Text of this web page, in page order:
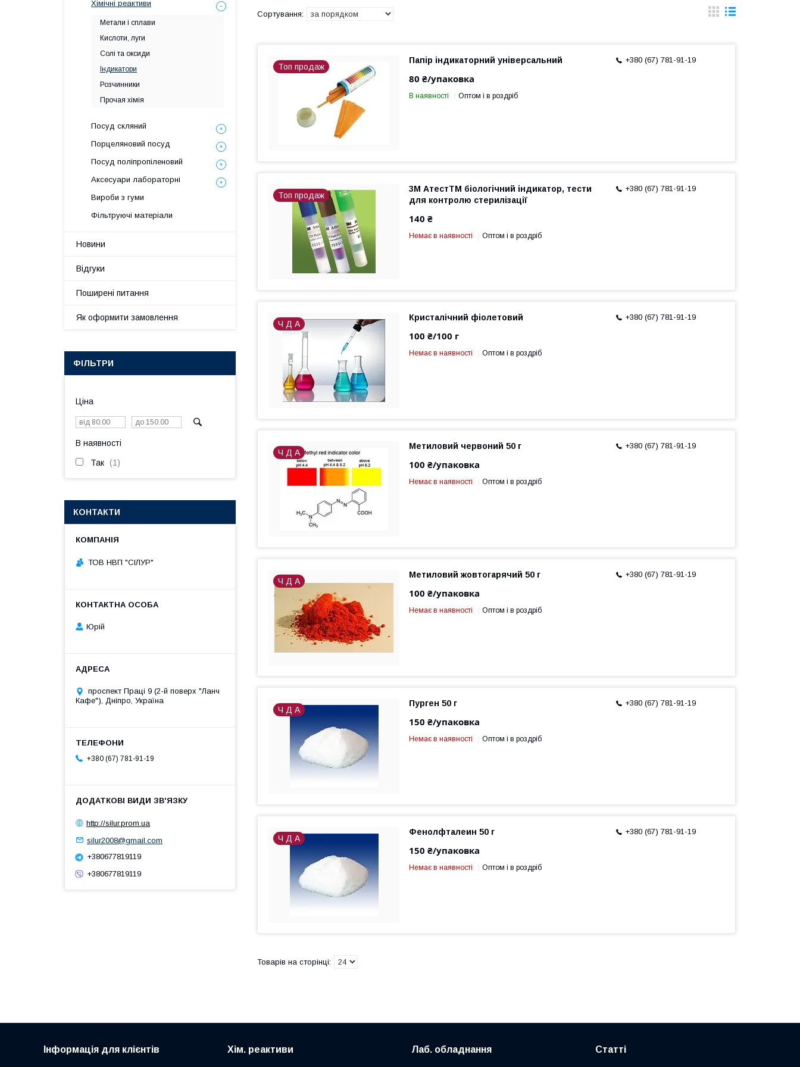
Топ продаж
+380 (67) 781-91-19
Папір індикаторний універсальний
80 ₴/упаковка
В наявності Оптом і в роздріб
Топ продаж
+380 (67) 781-91-19
3М АтестTM біологічний індикатор, тести
для контролю стерилізації
140 ₴
Немає в наявності Оптом і в роздріб
Ч Д А
+380 (67) 781-91-19
Кристалічний фіолетовий
100 ₴/100 г
Немає в наявності Оптом і в роздріб
Ч Д А
+380 (67) 781-91-19
Метиловий червоний 50 г
100 ₴/упаковка
Немає в наявності Оптом і в роздріб
Ч Д А
+380 (67) 781-91-19
Метиловий жовтогарячий 50 г
100 ₴/упаковка
Немає в наявності Оптом і в роздріб
Ч Д А
+380 (67) 781-91-19
Пурген 50 г
150 ₴/упаковка
Немає в наявності Оптом і в роздріб
Ч Д А
+380 (67) 781-91-19
Фенолфталеин 50 г
150 ₴/упаковка
Немає в наявності Оптом і в роздріб
Хімічні реактиви
Метали і сплави
Кислоти, луги
Солі та оксиди
Індикатори
Розчинники
Прочая хімія
Посуд скляний
Порцеляновий посуд
Посуд поліпропіленовий
Аксесуари лабораторні
Вироби з гуми
Фільтруючі матеріали
Новини
Відгуки
Поширені питання
Як оформити замовлення
ФІЛЬТРИ
Ціна
В наявності
Так 1
КОНТАКТИ
ТОВ НВП "СІЛУР"
Юрій
проспект Праці 9 (2-й поверх "Ланч
Кафе"), Дніпро, Україна
+380 (67) 781-91-19
http://silur.prom.ua
silur2008@gmail.com
+380677819119
+380677819119
Інформація для клієнтів Хім. реактиви Лаб. обладнання Статті